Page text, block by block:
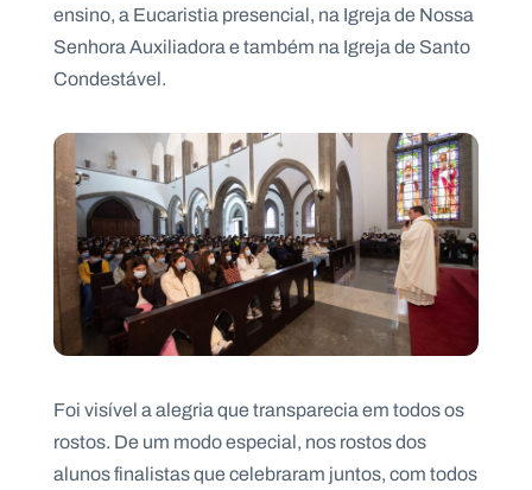
ensino, a Eucaristia presencial, na Igreja de Nossa
Senhora Auxiliadora e também na Igreja de Santo
Condestável.
Foi visível a alegria que transparecia em todos os
rostos. De um modo especial, nos rostos dos
alunos finalistas que celebraram juntos, com todos
O
T
L
N
I
A
L
S
a
l
e
a
n
s
.
p
t